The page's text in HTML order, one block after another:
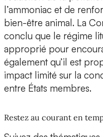
l’ammoniac et de
bien-être animal. La
conclu que le régime
approprié pour
également qu’il est
impact limité sur la
entre États membres.
Restez au courant en